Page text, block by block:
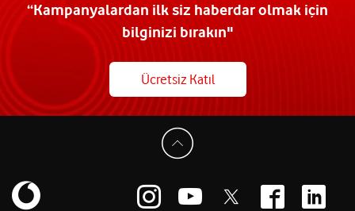
“Kampanyalardan ilk siz haberdar olmak için
bilginizi bırakın"
Ücretsiz Katıl